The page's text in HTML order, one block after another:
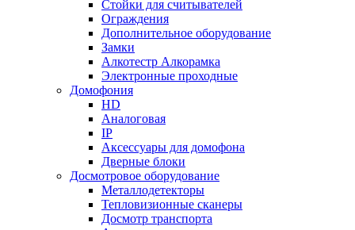
Стойки для считывателей
Ограждения
Дополнительное оборудование
Замки
Алкотестр Алкорамка
Электронные проходные
Домофония
HD
Аналоговая
IP
Аксессуары для домофона
Дверные блоки
Досмотровое оборудование
Металлодетекторы
Тепловизионные сканеры
Досмотр транспорта